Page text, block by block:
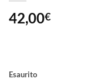
42,00€
Esaurito